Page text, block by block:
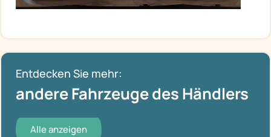
Entdecken Sie mehr:
andere Fahrzeuge des Händlers
Alle anzeigen